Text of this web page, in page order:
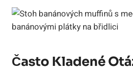
Často Kladené